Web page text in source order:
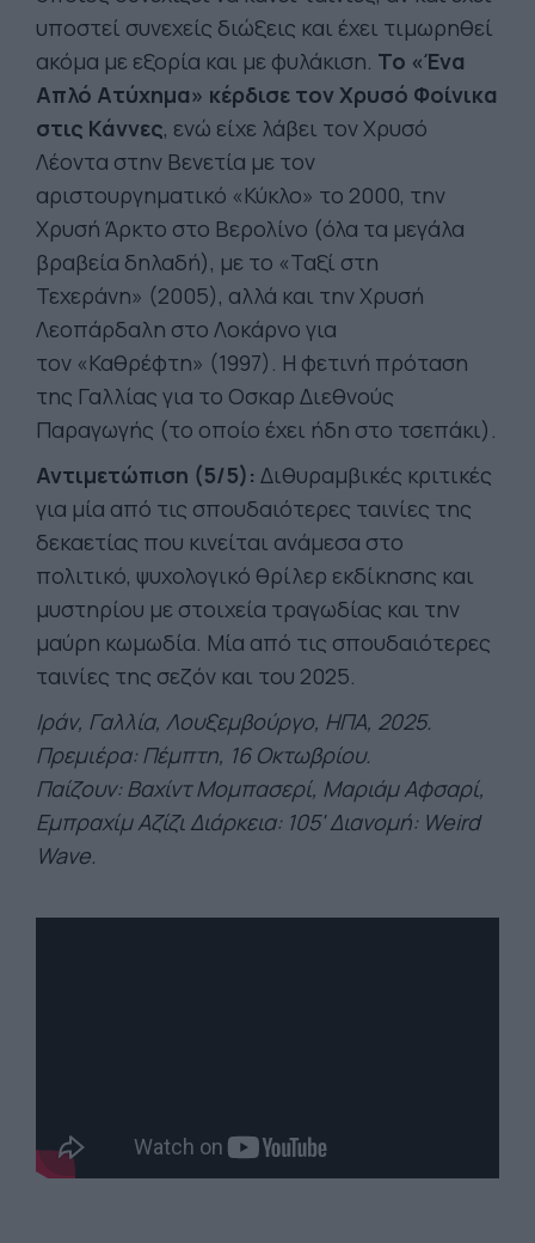
υποστεί συνεχείς διώξεις και έχει τιμωρηθεί
ακόμα με εξορία και με φυλάκιση. Το «Ένα
Απλό Ατύχημα» κέρδισε τον Χρυσό Φοίνικα
στις Κάννες, ενώ είχε λάβει τον Χρυσό
Λέοντα στην Βενετία με τον
αριστουργηματικό «Κύκλο» το 2000, την
Χρυσή Άρκτο στο Βερολίνο (όλα τα μεγάλα
βραβεία δηλαδή), με το «Ταξί στη
Τεχεράνη» (2005), αλλά και την Χρυσή
Λεοπάρδαλη στο Λοκάρνο για
τον «Καθρέφτη» (1997). Η φετινή πρόταση
της Γαλλίας για το Οσκαρ Διεθνούς
Παραγωγής (το οποίο έχει ήδη στο τσεπάκι).
Αντιμετώπιση (5/5): Διθυραμβικές κριτικές
για μία από τις σπουδαιότερες ταινίες της
δεκαετίας που κινείται ανάμεσα στο
πολιτικό, ψυχολογικό θρίλερ εκδίκησης και
μυστηρίου με στοιχεία τραγωδίας και την
μαύρη κωμωδία. Μία από τις σπουδαιότερες
ταινίες της σεζόν και του 2025.
Ιράν, Γαλλία, Λουξεμβούργο, ΗΠΑ, 2025.
Πρεμιέρα: Πέμπτη, 16 Οκτωβρίου.
Παίζουν: Βαχίντ Μομπασερί, Μαριάμ Αφσαρί,
Εμπραχίμ Αζίζι Διάρκεια: 105' Διανομή: Weird
Wave.